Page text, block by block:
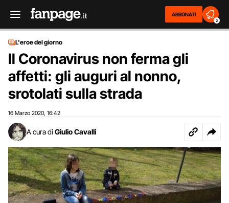
ABBONATI
2
L'eroe del giorno
Il Coronavirus non ferma gli
affetti: gli auguri al nonno,
srotolati sulla strada
16 Marzo 2020 16:42
A cura di Giulio Cavalli